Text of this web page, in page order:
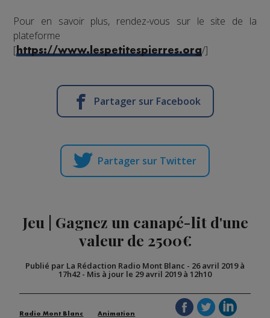
Pour en savoir plus, rendez-vous sur le site de la
plateforme
[ https://www.lespetitespierres.org/]
Partager sur Facebook
Partager sur Twitter
Jeu | Gagnez un canapé-lit d'une
valeur de 2500€
Publié par La Rédaction Radio Mont Blanc - 26 avril 2019 à
17h42 - Mis à jour le 29 avril 2019 à 12h10
Radio Mont Blanc
Animation